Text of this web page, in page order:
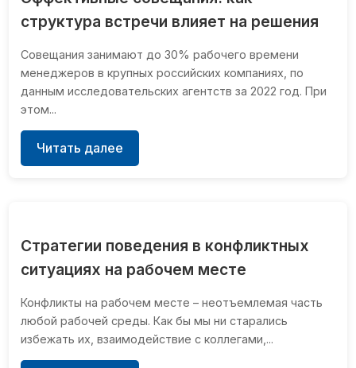
структура встречи влияет на решения
Совещания занимают до 30% рабочего времени
менеджеров в крупных российских компаниях, по
данным исследовательских агентств за 2022 год. При
этом...
Читать далее
Стратегии поведения в конфликтных
ситуациях на рабочем месте
Конфликты на рабочем месте – неотъемлемая часть
любой рабочей среды. Как бы мы ни старались
избежать их, взаимодействие с коллегами,...